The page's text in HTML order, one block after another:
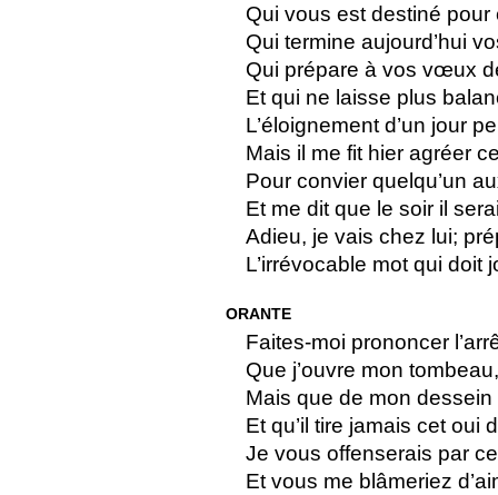
Qui vous est destiné
Qui termine aujourd’hui
Qui prépare à vos vœux
Et qui ne laisse plus
L’éloignement d’un jour
Mais il me fit hier agréer
Pour convier quelqu’un
Et me dit que le soir il
Adieu, je vais chez lui;
L’irrévocable mot qui doit
ORANTE
Faites-moi prononcer
Que j’ouvre mon
Mais que de mon
Et qu’il tire jamais cet oui
Je vous offenserais par
Et vous me blâmeriez